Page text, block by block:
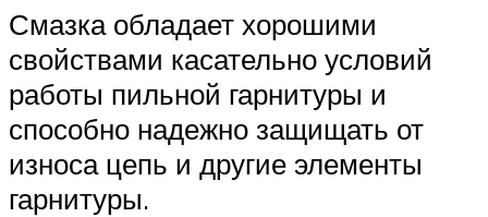
Смазка обладает хорошими
свойствами касательно условий
работы пильной гарнитуры и
способно надежно защищать от
износа цепь и другие элементы
гарнитуры.